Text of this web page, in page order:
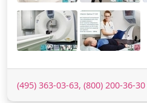
(495) 363-03-63, (800) 200-36-30